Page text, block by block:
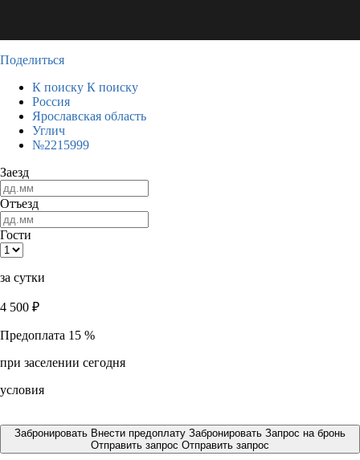
Поделиться
К поиску К поиску
Россия
Ярославская область
Углич
№2215999
Заезд
Отъезд
Гости
за сутки
4 500 ₽
Предоплата 15 %
при заселении сегодня
условия
Забронировать Внести предоплату Забронировать Запрос на бронь
Отправить запрос Отправить запрос